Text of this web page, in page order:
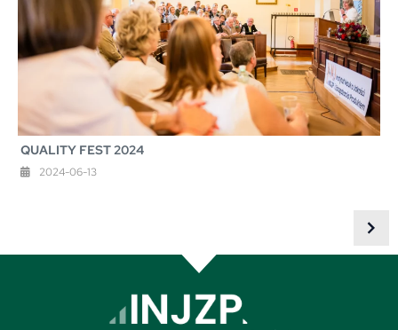
QUALITY FEST 2024
2024-06-13